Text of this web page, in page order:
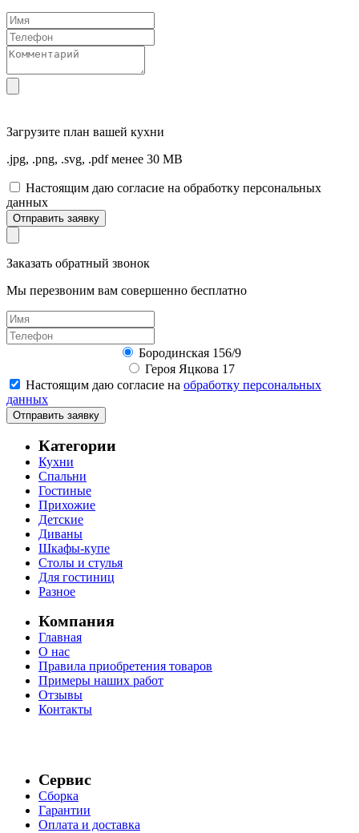
Загрузите план вашей кухни
.jpg, .png, .svg, .pdf менее 30 MB
Настоящим даю согласие на обработку персональных
данных
Отправить заявку
Заказать обратный звонок
Мы перезвоним вам совершенно бесплатно
Бородинская 156/9
Героя Яцкова 17
Настоящим даю согласие на обработку персональных
данных
Отправить заявку
Категории
Кухни
Спальни
Гостиные
Прихожие
Детские
Диваны
Шкафы-купе
Столы и стулья
Для гостиниц
Разное
Компания
Главная
О нас
Правила приобретения товаров
Примеры наших работ
Отзывы
Контакты
Сервис
Сборка
Гарантии
Оплата и доставка